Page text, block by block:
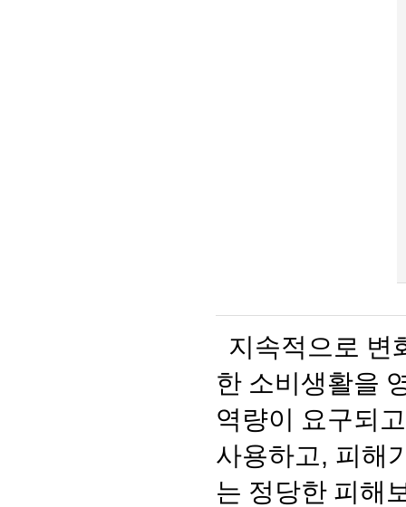
지속적으로 변
한 소비생활을
역량이 요구되
사용하고, 피해
는 정당한 피해